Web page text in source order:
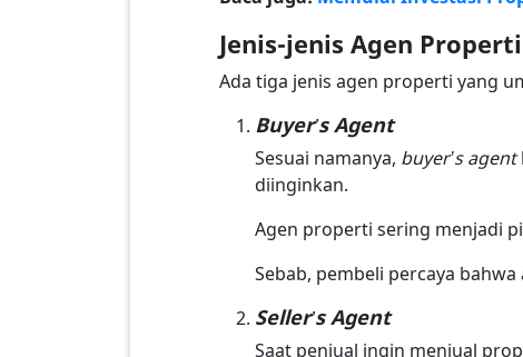
Jenis-jenis Agen Properti
Ada tiga jenis agen properti yang
Buyer’s Agent
Sesuai namanya, buyer’s agent
diinginkan.
Agen properti sering menjadi
Sebab, pembeli percaya
Seller’s Agent
Saat penjual ingin menjual